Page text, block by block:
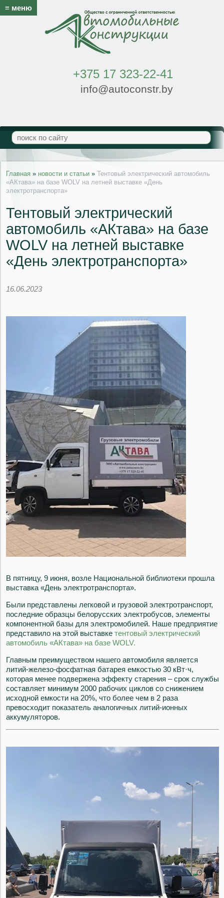
≡ меню
+375 17 323-22-41
info@autoconstr.by
Главная » новости и статьи » Тентовый электрический автомобиль
«АКтава» на базе WOLV на летней выставке «День
электротранспорта»
Тентовый электрический
автомобиль «АКтава» на базе
WOLV на летней выставке
«День электротранспорта»
16.06.2023
В пятницу, 9 июня, возле Национальной библиотеки прошла
выставка «День электротранспорта».
Были представлены легковой и грузовой электротранспорт,
последние образцы белорусских электробусов, элементы
компонентной базы для электромобилей. Наше предприятие
представило на этой выставке тентовый электрический
автомобиль «АКтава» на базе WOLV.
Главным преимуществом нашего автомобиля является
литий-железо-фосфатная батарея емкостью 30 кВт·ч,
которая менее подвержена эффекту старения – срок службы
составляет минимум 2000 рабочих циклов со снижением
исходной емкости на 20%, что более чем в 2 раза
превосходит показатель аналогичных литий-ионных
аккумуляторов.